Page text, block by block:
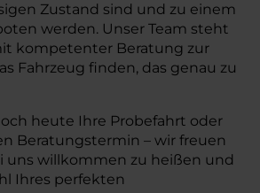
Zustand sind und zu einem
werden. Unser Team steht
kompetenter Beratung zur
Fahrzeug finden, das genau zu
heute Ihre Probefahrt oder
Beratungstermin – wir freuen
uns willkommen zu heißen und
Ihres perfekten